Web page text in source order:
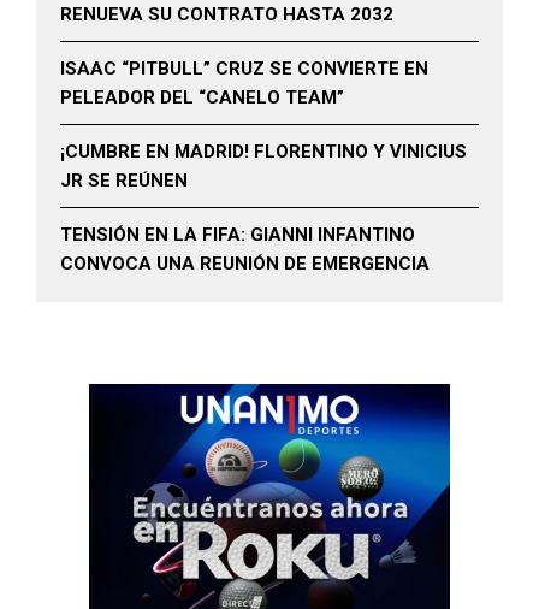
RENUEVA SU CONTRATO HASTA 2032
ISAAC “PITBULL” CRUZ SE CONVIERTE EN
PELEADOR DEL “CANELO TEAM”
¡CUMBRE EN MADRID! FLORENTINO Y VINICIUS
JR SE REÚNEN
TENSIÓN EN LA FIFA: GIANNI INFANTINO
CONVOCA UNA REUNIÓN DE EMERGENCIA